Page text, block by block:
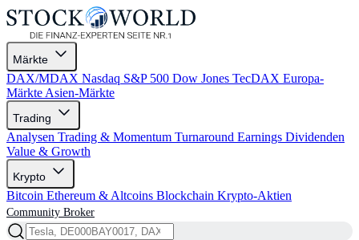
Märkte
DAX/MDAX Nasdaq S&P 500 Dow Jones TecDAX Europa-
Märkte Asien-Märkte
Trading
Analysen Trading & Momentum Turnaround Earnings Dividenden
Value & Growth
Krypto
Bitcoin Ethereum & Altcoins Blockchain Krypto-Aktien
Community Broker